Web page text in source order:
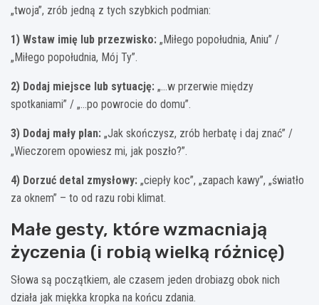
„twoja”, zrób jedną z tych szybkich podmian:
1) Wstaw imię lub przezwisko: „Miłego popołudnia, Aniu” /
„Miłego popołudnia, Mój Ty”.
2) Dodaj miejsce lub sytuację: „…w przerwie między
spotkaniami” / „…po powrocie do domu”.
3) Dodaj mały plan: „Jak skończysz, zrób herbatę i daj znać” /
„Wieczorem opowiesz mi, jak poszło?”.
4) Dorzuć detal zmysłowy: „ciepły koc”, „zapach kawy”, „światło
za oknem” – to od razu robi klimat.
Małe gesty, które wzmacniają
życzenia (i robią wielką różnicę)
Słowa są początkiem, ale czasem jeden drobiazg obok nich
działa jak miękka kropka na końcu zdania.